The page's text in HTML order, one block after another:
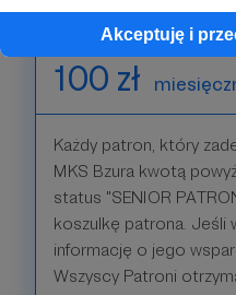
Akceptuję i
100 zł
Każdy patron, który
MKS Bzura kwotą
status "SENIOR
koszulkę patrona. Jeśli
informację o jego
Wszyscy Patroni